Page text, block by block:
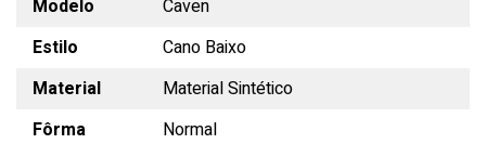
Modelo
Caven
Estilo
Cano Baixo
Material
Material Sintético
Fôrma
Normal